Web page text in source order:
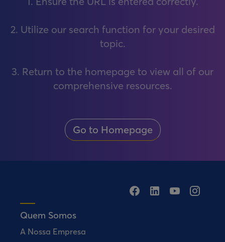
2. Utilize our search function for your desired
topic.
3. Return to the homepage to view all of our
comprehensive resources.
Go to Homepage
Quem Somos
A Nossa Empresa